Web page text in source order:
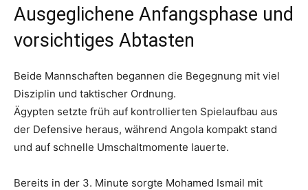
Ausgeglichene Anfangsphase und
vorsichtiges Abtasten
Beide Mannschaften begannen die Begegnung mit viel
Disziplin und taktischer Ordnung.
Ägypten setzte früh auf kontrollierten Spielaufbau aus
der Defensive heraus, während Angola kompakt stand
und auf schnelle Umschaltmomente lauerte.
Bereits in der 3. Minute sorgte Mohamed Ismail mit